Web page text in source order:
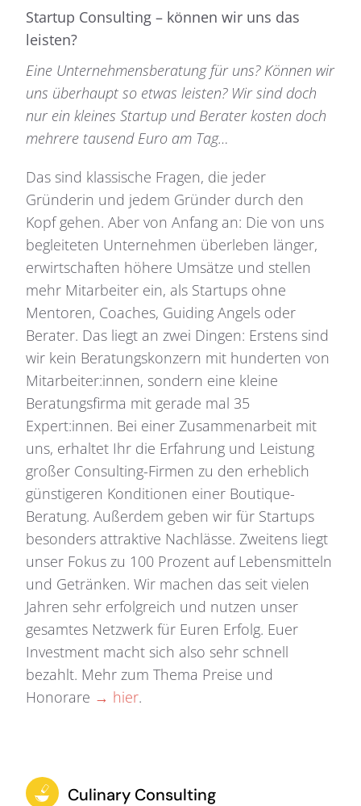
Culinary Consulting
Startup Consulting – können wir uns das
leisten?
Eine Unternehmensberatung für uns? Können wir
uns überhaupt so etwas leisten? Wir sind doch
nur ein kleines Startup und Berater kosten doch
mehrere tausend Euro am Tag…
Das sind klassische Fragen, die jeder
Gründerin und jedem Gründer durch den
Kopf gehen. Aber von Anfang an: Die von uns
begleiteten Unternehmen überleben länger,
erwirtschaften höhere Umsätze und stellen
mehr Mitarbeiter ein, als Startups ohne
Mentoren, Coaches, Guiding Angels oder
Berater. Das liegt an zwei Dingen: Erstens sind
wir kein Beratungskonzern mit hunderten von
Mitarbeiter:innen, sondern eine kleine
Beratungsfirma mit gerade mal 35
Expert:innen. Bei einer Zusammenarbeit mit
uns, erhaltet Ihr die Erfahrung und Leistung
großer Consulting-Firmen zu den erheblich
günstigeren Konditionen einer Boutique-
Beratung. Außerdem geben wir für Startups
besonders attraktive Nachlässe. Zweitens liegt
unser Fokus zu 100 Prozent auf Lebensmitteln
und Getränken. Wir machen das seit vielen
Jahren sehr erfolgreich und nutzen unser
gesamtes Netzwerk für Euren Erfolg. Euer
Investment macht sich also sehr schnell
bezahlt. Mehr zum Thema Preise und
Honorare → hier.